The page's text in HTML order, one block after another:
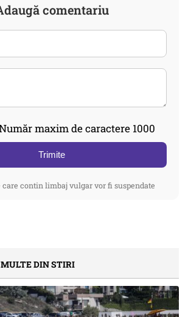
comentariu
maxim de caractere 1000
Trimite
contin limbaj vulgar vor fi suspendate
DIN STIRI